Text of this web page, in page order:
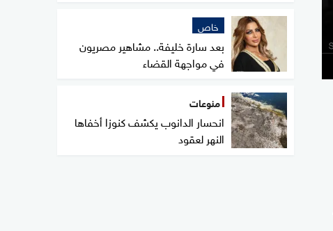
خاص
بعد سارة خليفة.. مشاهير مصريون
في مواجهة القضاء
منوعات
انحسار الدانوب يكشف كنوزا أخفاها
النهر لعقود